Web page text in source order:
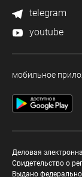
telegram
youtube
мобильное
Деловая
Свидетельство о
Выдано